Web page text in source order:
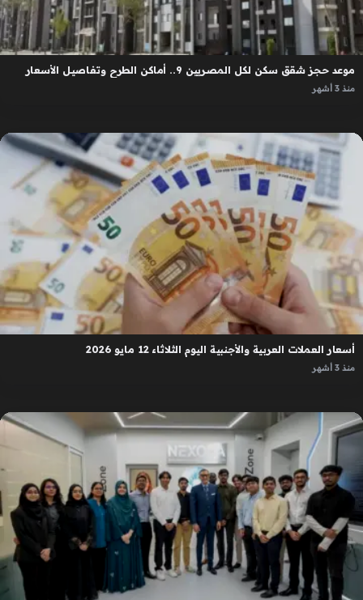
موعد حجز شقق سكن لكل المصريين 9.. أماكن الطرح وتفاصيل الأسعار
منذ 3 أشهر
أسعار العملات العربية والأجنبية اليوم الثلاثاء 12 مايو 2026
منذ 3 أشهر